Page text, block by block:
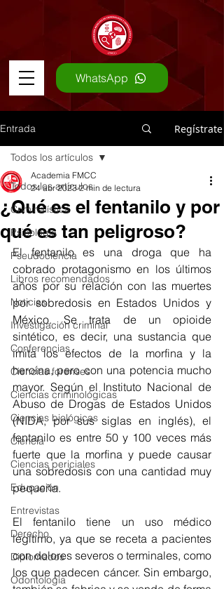
WhatsApp
Entrada Regístrate
Todos los artículos
Criminalística
Psicología
Pseudociencia
Libros recomendados
Noticias
Investigación criminal
Conferencias
Ciencias forenses
Ciencias criminológicas
Ciencias biológicas
Ciencia
Ciencias periciales
Educación
Entrevistas
Derecho
Diplomados
Odontología
Todos los artículos
¿Qué es el fentanilo y por
qué es tan peligroso?
Academia FMCC
24 abr 2023 2 min de lectura
El fentanilo es una droga que ha
cobrado protagonismo en los últimos
años por su relación con las muertes
por sobredosis en Estados Unidos y
México. Se trata de un opioide
sintético, es decir, una sustancia que
imita los efectos de la morfina y la
heroína, pero con una potencia mucho
mayor. Según el Instituto Nacional de
Abuso de Drogas de Estados Unidos
(NIDA, por sus siglas en inglés), el
fentanilo es entre 50 y 100 veces más
fuerte que la morfina y puede causar
una sobredosis con una cantidad muy
pequeña.
El fentanilo tiene un uso médico
legítimo, ya que se receta a pacientes
con dolores severos o terminales, como
los que padecen cáncer. Sin embargo,